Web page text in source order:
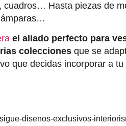
cuadros… Hasta piezas de
el aliado perfecto para
coleccionesque se
que decidas incorporar a